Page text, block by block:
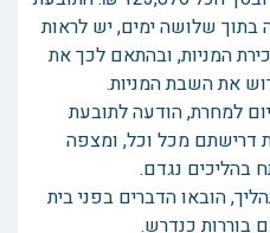
שלושה ימים, יש לראות
המניות, ובהתאם לכך את
את השבת המניות.
למחרת, הודעה לתובעת
דרישתם מכל וכל, ומצפה
בהליכים נגדם.
הובאו הדברים בפני בית
בוררות כנדרש.